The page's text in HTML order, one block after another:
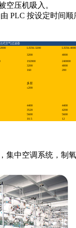
压机吸入。
PLC 按设定时间
式空气过滤器
LFZK-3200 LFZK-4000
3200 4000
192000 240000
3200 4000
160 200
多层
≤200
4400 4400
3520 4200
5600 5600
10.5 12
集中空调系统，制